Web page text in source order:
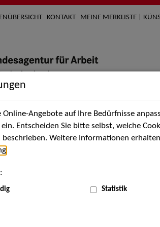
KONTAKT MEINE MERKLISTE |
Künstler*innen Über uns
Angebote auf Ihre Bedürfnisse
Entscheiden Sie bitte selbst, welche
Weitere Informationen
Statistik